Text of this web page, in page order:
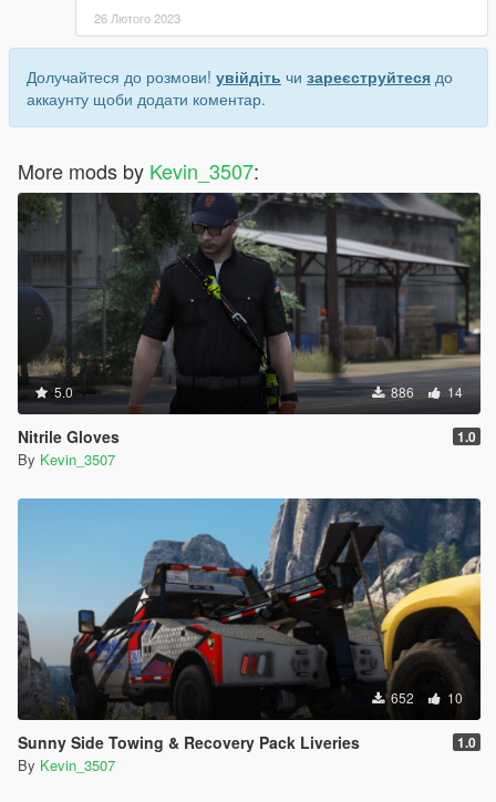
26 Лютого 2023
Долучайтеся до розмови! увійдіть чи зареєструйтеся до
аккаунту щоби додати коментар.
More mods by Kevin_3507:
5.0 886 14
Nitrile Gloves 1.0
By Kevin_3507
652 10
Sunny Side Towing & Recovery Pack Liveries 1.0
By Kevin_3507